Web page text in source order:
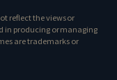
reflect the views or
in producing or managing
are trademarks or